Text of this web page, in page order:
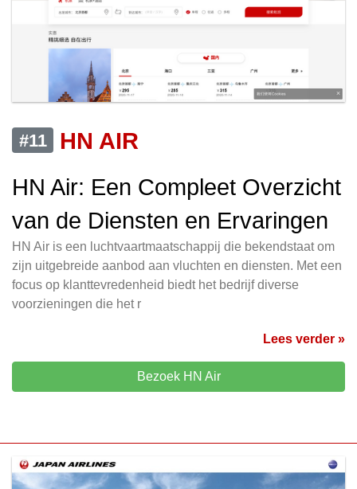
#11
HN AIR
HN Air: Een Compleet Overzicht
van de Diensten en Ervaringen
HN Air is een luchtvaartmaatschappij die bekendstaat om
zijn uitgebreide aanbod aan vluchten en diensten. Met een
focus op klanttevredenheid biedt het bedrijf diverse
voorzieningen die het r
Lees verder »
Bezoek HN Air